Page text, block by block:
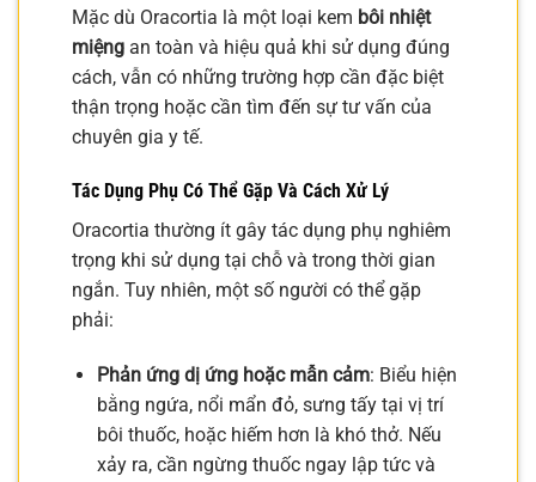
Mặc dù Oracortia là một loại kem bôi nhiệt
miệng an toàn và hiệu quả khi sử dụng đúng
cách, vẫn có những trường hợp cần đặc biệt
thận trọng hoặc cần tìm đến sự tư vấn của
chuyên gia y tế.
Tác Dụng Phụ Có Thể Gặp Và Cách Xử Lý
Oracortia thường ít gây tác dụng phụ nghiêm
trọng khi sử dụng tại chỗ và trong thời gian
ngắn. Tuy nhiên, một số người có thể gặp
phải:
Phản ứng dị ứng hoặc mẫn cảm: Biểu hiện
bằng ngứa, nổi mẩn đỏ, sưng tấy tại vị trí
bôi thuốc, hoặc hiếm hơn là khó thở. Nếu
xảy ra, cần ngừng thuốc ngay lập tức và